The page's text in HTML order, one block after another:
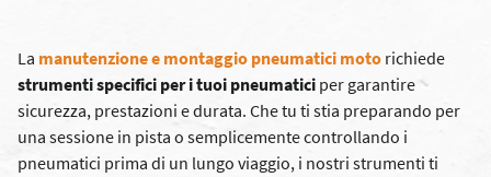
La manutenzione e montaggio pneumatici moto richiede
strumenti specifici per i tuoi pneumatici per garantire
sicurezza, prestazioni e durata. Che tu ti stia preparando per
una sessione in pista o semplicemente controllando i
pneumatici prima di un lungo viaggio, i nostri strumenti ti